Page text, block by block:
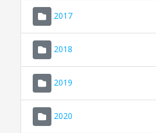
2017
2018
2019
2020